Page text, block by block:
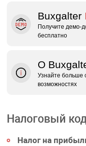
Buxgalter
Получите
бесплатно
О
Узнайте больше
возможностях
Налоговый
Налог на